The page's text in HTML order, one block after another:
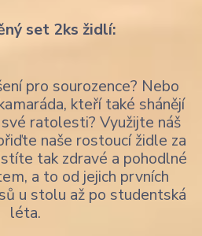
set 2ks židlí:
pro sourozence? Nebo
kteří také shánějí
ratolesti? Využijte náš
naše rostoucí židle za
tak zdravé a pohodlné
a to od jejich prvních
u stolu až po studentská
léta.